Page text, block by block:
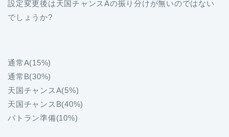
設定変更後は天国チャンスAの振り分けが無いのではない
でしょうか?
通常A(15%)
通常B(30%)
天国チャンスA(5%)
天国チャンスB(40%)
パトラン準備(10%)